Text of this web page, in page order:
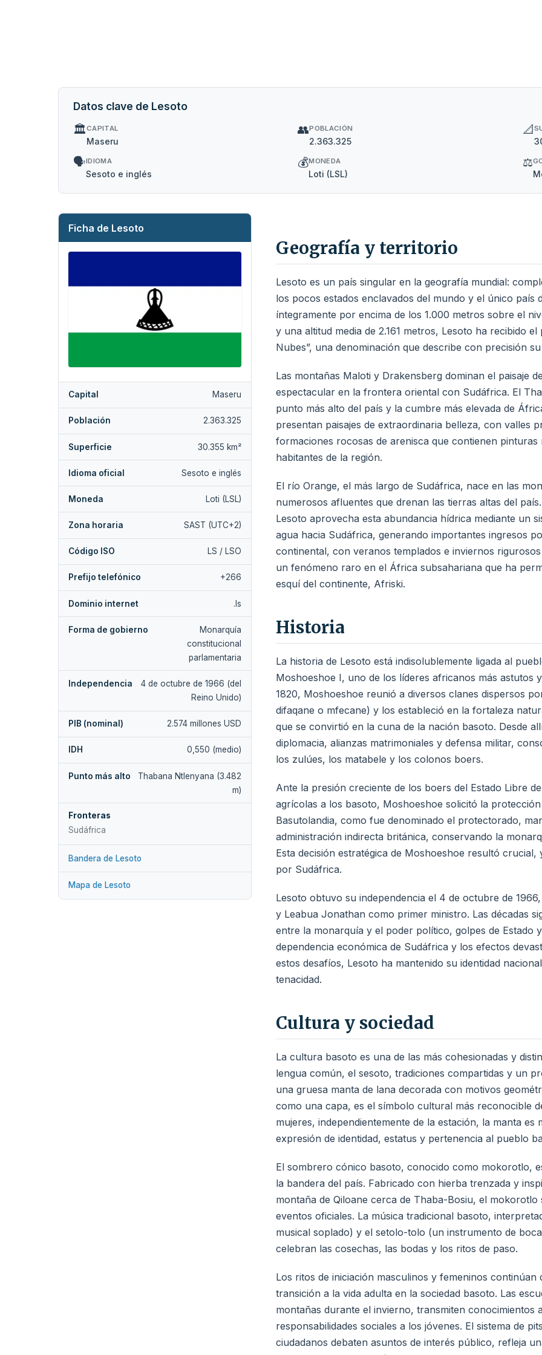
Datos clave de Lesoto
🏛️CAPITAL
Maseru
👥POBLACIÓN
2.363.325
📐
🗣️IDIOMA
Sesoto e inglés
💰MONEDA
Loti (LSL)
⚖️
Ficha de Lesoto
Capital Maseru
Población 2.363.325
Superficie 30.355 km²
Idioma oficial Sesoto e inglés
Moneda Loti (LSL)
Zona horaria SAST (UTC+2)
Código ISO LS / LSO
Prefijo telefónico +266
Dominio internet .ls
Forma de gobierno
Monarquía
constitucional
parlamentaria
Independencia
4 de octubre de 1966 (del
Reino Unido)
PIB (nominal) 2.574 millones USD
IDH 0,550 (medio)
Punto más alto
Thabana Ntlenyana (3.482
m)
Fronteras
Sudáfrica
Bandera de Lesoto
Mapa de Lesoto
Geografía y territorio
Lesoto es un país singular en la geografía mundial:
los pocos estados enclavados del mundo y el único
íntegramente por encima de los 1.000 metros sobre el
y una altitud media de 2.161 metros, Lesoto ha recibido
Nubes”, una denominación que describe con precisión
Las montañas Maloti y Drakensberg dominan el paisaje
espectacular en la frontera oriental con Sudáfrica. El
punto más alto del país y la cumbre más elevada de
presentan paisajes de extraordinaria belleza, con valles
formaciones rocosas de arenisca que contienen
habitantes de la región.
El río Orange, el más largo de Sudáfrica, nace en las
numerosos afluentes que drenan las tierras altas del
Lesoto aprovecha esta abundancia hídrica mediante un
agua hacia Sudáfrica, generando importantes ingresos
continental, con veranos templados e inviernos
un fenómeno raro en el África subsahariana que ha
esquí del continente, Afriski.
Historia
La historia de Lesoto está indisolublemente ligada al
Moshoeshoe I, uno de los líderes africanos más astutos
1820, Moshoeshoe reunió a diversos clanes dispersos
difaqane o mfecane) y los estableció en la fortaleza
que se convirtió en la cuna de la nación basoto. Desde
diplomacia, alianzas matrimoniales y defensa militar,
los zulúes, los matabele y los colonos boers.
Ante la presión creciente de los boers del Estado Libre
agrícolas a los basoto, Moshoeshoe solicitó la
Basutolandia, como fue denominado el protectorado,
administración indirecta británica, conservando la
Esta decisión estratégica de Moshoeshoe resultó
por Sudáfrica.
Lesoto obtuvo su independencia el 4 de octubre de
y Leabua Jonathan como primer ministro. Las décadas
entre la monarquía y el poder político, golpes de Estado
dependencia económica de Sudáfrica y los efectos
estos desafíos, Lesoto ha mantenido su identidad
tenacidad.
Cultura y sociedad
La cultura basoto es una de las más cohesionadas y
lengua común, el sesoto, tradiciones compartidas y un
una gruesa manta de lana decorada con motivos
como una capa, es el símbolo cultural más reconocible
mujeres, independientemente de la estación, la manta
expresión de identidad, estatus y pertenencia al pueblo
El sombrero cónico basoto, conocido como mokorotlo,
la bandera del país. Fabricado con hierba trenzada y
montaña de Qiloane cerca de Thaba-Bosiu, el
eventos oficiales. La música tradicional basoto,
musical soplado) y el setolo-tolo (un instrumento de
celebran las cosechas, las bodas y los ritos de paso.
Los ritos de iniciación masculinos y femeninos
transición a la vida adulta en la sociedad basoto. Las
montañas durante el invierno, transmiten conocimientos
responsabilidades sociales a los jóvenes. El sistema de
ciudadanos debaten asuntos de interés público, refleja